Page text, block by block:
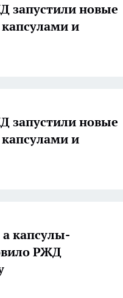
запустили новые
и
запустили новые
и
капсулы-
РЖД